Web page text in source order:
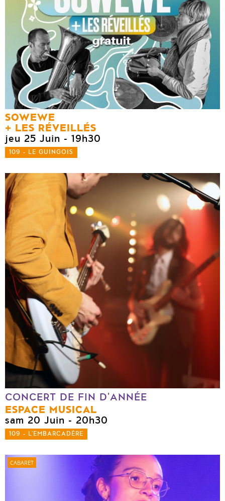
SOWEWE
LES RÉVEILLÉS
jeu 25 Juin - 19h30
109 - LE GUINGOIS
CONCERT DE FIN D'ANNÉE
ESPACE MUSICAL
sam 20 Juin - 20h30
109 - L'EMBARCADÈRE
CABARET